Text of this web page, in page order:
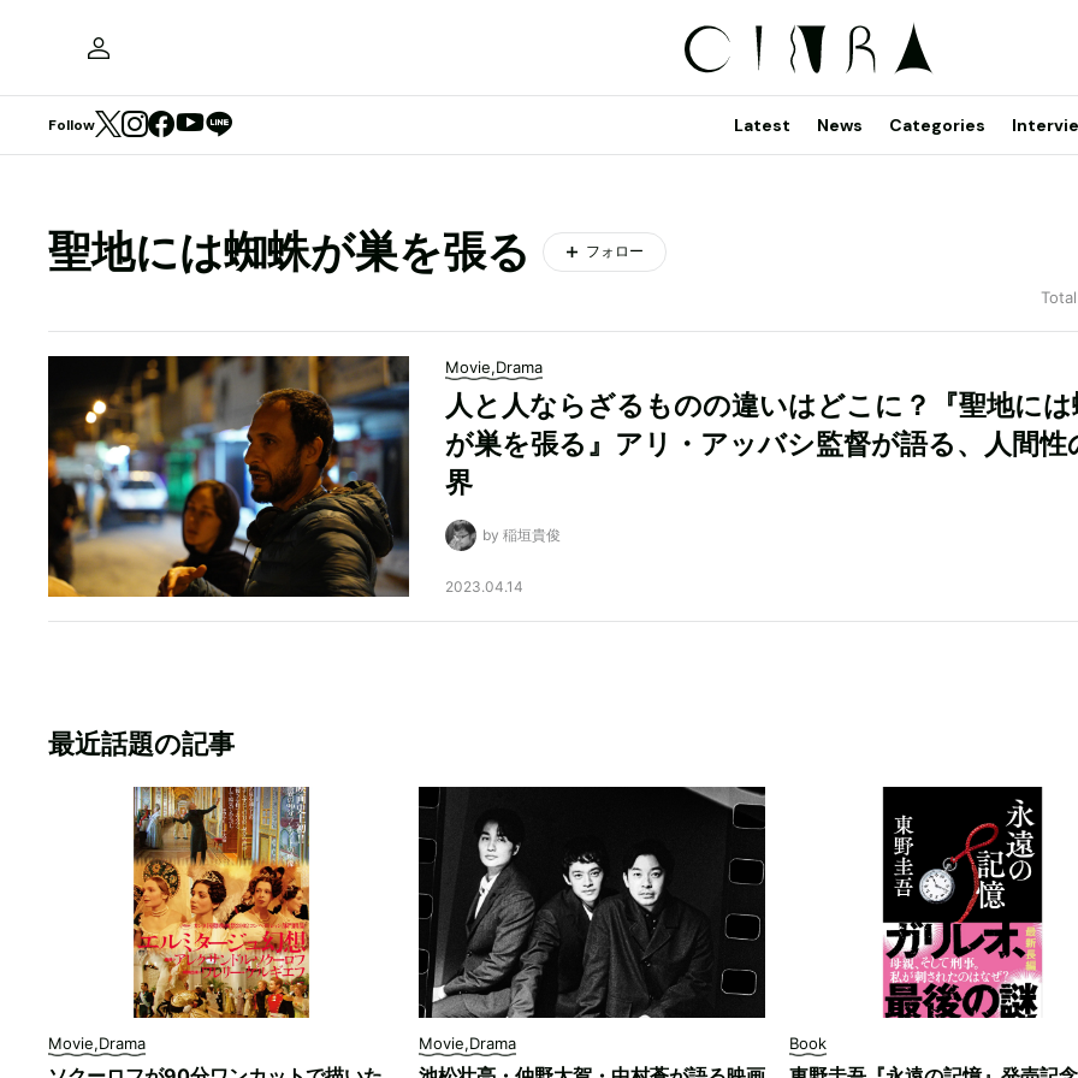
Follow Latest News Categories
聖地には蜘蛛が巣を張る フォロー
Movie,Drama
人と人ならざるものの違いはどこに？『聖地には
が巣を張る』アリ・アッバシ監督が語る、人間性
界
by 稲垣貴俊
2023.04.14
最近話題の記事
Movie,Drama Movie,Drama Book